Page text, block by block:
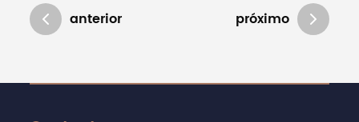
anterior próximo
Atualizado em 15/01/2025